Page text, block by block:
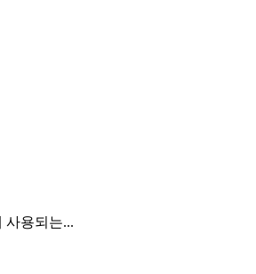
사용되는...